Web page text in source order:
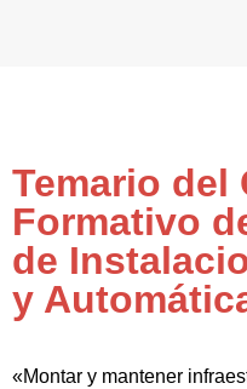
Temario del
Formativo
de
y
«Montar y mantener